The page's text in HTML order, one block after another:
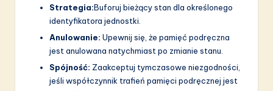
Strategia:Buforuj bieżący stan dla określonego
identyfikatora jednostki.
Anulowanie: Upewnij się, że pamięć podręczna
jest anulowana natychmiast po zmianie stanu.
Spójność: Zaakceptuj tymczasowe niezgodności,
jeśli współczynnik trafień pamięci podręcznej jest